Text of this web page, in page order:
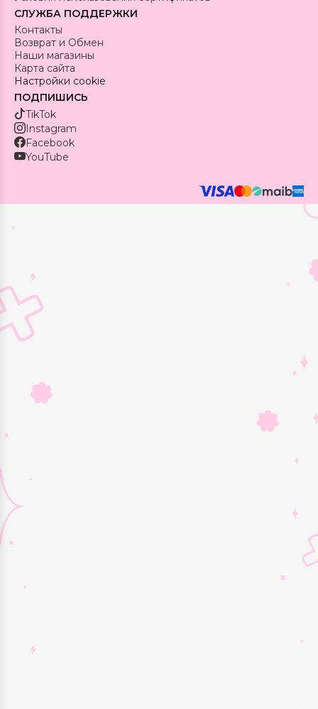
СЛУЖБА ПОДДЕРЖКИ
Контакты
Возврат и Обмен
Наши магазины
Карта сайта
Настройки cookie
ПОДПИШИСЬ
TikTok
Instagram
Facebook
YouTube